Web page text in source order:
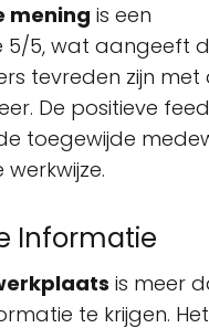
mening is een
5/5, wat aangeeft
tevreden zijn met
De positieve
toegewijde
Informatie
is meer
te krijgen.